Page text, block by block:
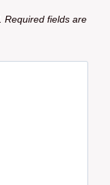
Required fields are